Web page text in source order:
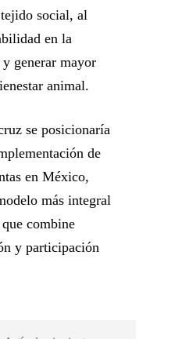
social, al
en la
y generar mayor
animal.
se posicionaría
de
en México,
más integral
combine
y participación